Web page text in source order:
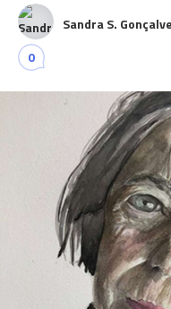
Sandra S.
0